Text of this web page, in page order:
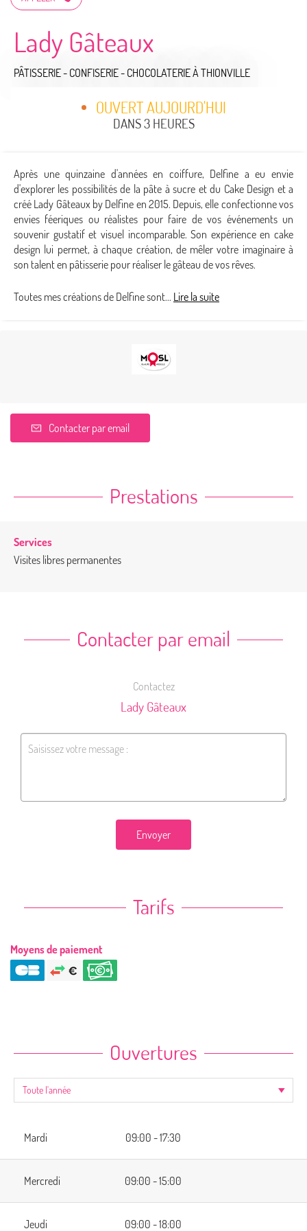
Lady Gâteaux
PÂTISSERIE - CONFISERIE - CHOCOLATERIEÀ THIONVILLE
OUVERT AUJOURD'HUI
DANS 3 HEURES
Après une quinzaine d'années en coiffure, Delfine a eu envie
d'explorer les possibilités de la pâte à sucre et du Cake Design et a
créé Lady Gâteaux by Delfine en 2015. Depuis, elle confectionne vos
envies féeriques ou réalistes pour faire de vos événements un
souvenir gustatif et visuel incomparable. Son expérience en cake
design lui permet, à chaque création, de mêler votre imaginaire à
son talent en pâtisserie pour réaliser le gâteau de vos rêves.
Toutes mes créations de Delfine sont... Lire la suite
Contacter par email
Prestations
Services
Visites libres permanentes
Contacter par email
Contactez
Lady Gâteaux
Envoyer
Tarifs
Moyens de paiement
Ouvertures
Mardi 09:00 - 17:30
Mercredi 09:00 - 15:00
Jeudi 09:00 - 18:00